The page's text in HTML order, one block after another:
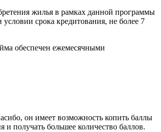
жилья в рамках данной программы
срока кредитования, не более 7
обеспечен ежемесячными
он имеет возможность копить баллы
получать большее количество баллов.